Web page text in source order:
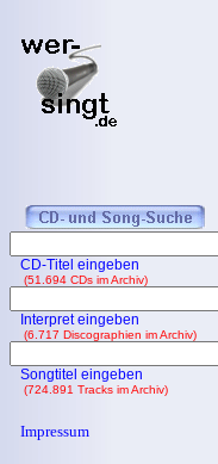
CD-Titel eingeben
(51.694 CDs im Archiv)
Interpret eingeben
(6.717 Discographien im Archiv)
Songtitel eingeben
(724.891 Tracks im Archiv)
Impressum